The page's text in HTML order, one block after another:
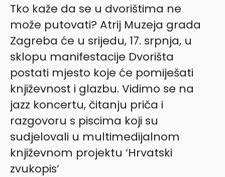
Tko kaže da se u dvorištima ne
može putovati? Atrij Muzeja grada
Zagreba će u srijedu, 17. srpnja, u
sklopu manifestacije Dvorišta
postati mjesto koje će pomiješati
književnost i glazbu. Vidimo se na
jazz koncertu, čitanju priča i
razgovoru s piscima koji su
sudjelovali u multimedijalnom
književnom projektu ‘Hrvatski
zvukopis’